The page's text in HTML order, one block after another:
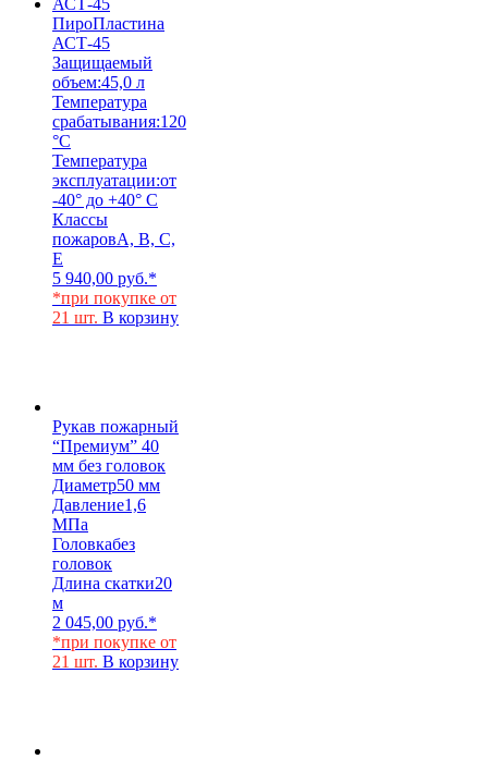
ПироПластина
АСТ-45
Защищаемый
объем:45,0 л
Температура
срабатывания:120
°C
Температура
эксплуатации:от
-40° до +40° С
Классы
пожаровA, B, C,
E
5 940,00 руб.*
*при покупке от
21 шт. В корзину
Рукав пожарный
“Премиум” 40
мм без головок
Диаметр50 мм
Давление1,6
МПа
Головкабез
головок
Длина скатки20
м
2 045,00 руб.*
*при покупке от
21 шт. В корзину